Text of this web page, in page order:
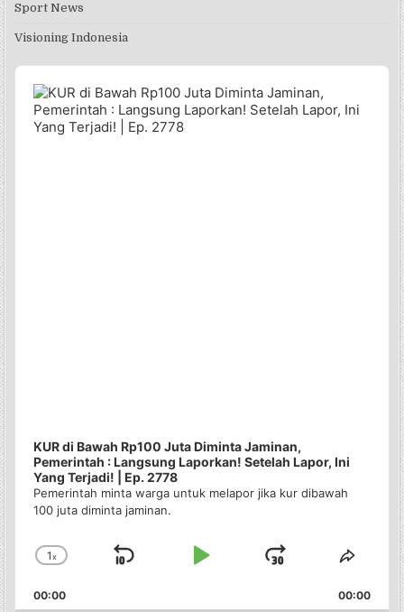
Sport News
Visioning Indonesia
Audio
Player
KUR di Bawah Rp100 Juta Diminta Jaminan,
Pemerintah : Langsung Laporkan! Setelah Lapor, Ini
Yang Terjadi! | Ep. 2778
Pemerintah minta warga untuk melapor jika kur dibawah
100 juta diminta jaminan.
Change
Rate
1x
Skip
Play
Jump
Forward
Share
00:00 00:00